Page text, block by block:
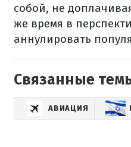
собой, не
же время в
аннулировать
Связанные
АВИАЦИЯ